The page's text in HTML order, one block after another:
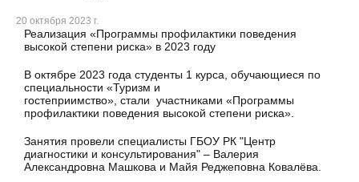
20 октября 2023 г.
Реализация «Программы профилактики поведения
высокой степени риска» в 2023 году
В октябре 2023 года студенты 1 курса, обучающиеся по
специальности «Туризм и
гостеприимство», стали участниками «Программы
профилактики поведения высокой степени риска».
Занятия провели специалисты ГБОУ РК "Центр
диагностики и консультирования" – Валерия
Александровна Машкова и Майя Реджеповна Ковалёва.